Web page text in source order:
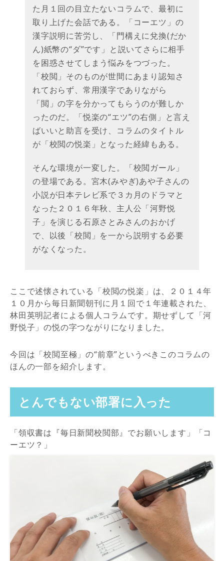
た月１回の目立たないコラムで、最初に
取り上げた会話である。「コーエツ」の
漢字説明に苦労し、「門構えに兌換(だか
ん)紙幣の“ダ”です」と説いてさらに相手
を困惑させてしまう悩みをつづった。
「校閲」そのものが世間にあまり認知さ
れておらず、常用漢字でありながら
「閲」の字を分かってもらうのが難しか
ったのだ。「悦楽の“エツ”の右側」と言え
ばいいと助言を受け、コラムのタイトル
が「校閲の悦楽」となった経緯もある。
そんな環境が一変した。「校閲ガール」
の登場である。宮木(みやぎ)あや子さんの
小説が日本テレビ系で３カ月のドラマと
なった２０１６年秋、主人公「河野悦
子」を演じる石原さとみさんのおかげ
で、以後「校閲」を一から説明する必要
がなくなった。
ここで述懐されている「校閲の悦楽」は、２０１４年
１０月から毎日新聞朝刊に月１回で１年連載された、
林田英明記者による個人コラムです。期せずして「河
野悦子」の悦の字つながりになりました。
今回は「校閲至極」の“前章”というべきこのコラムの
ほんの一部を紹介します。
とんでもない部署に入った
「領収書は『毎日新聞校閲部』でお願いします」「コ
ーエツ？」